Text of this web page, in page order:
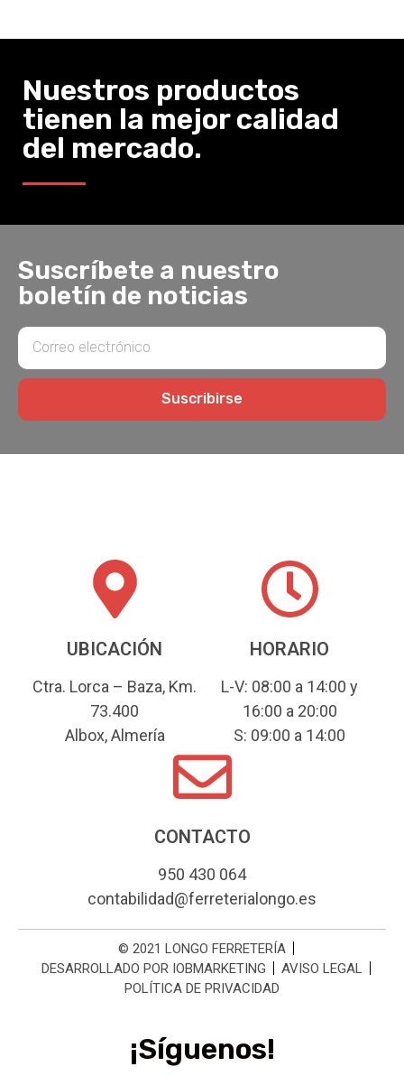
Nuestros productos
tienen la mejor calidad
del mercado.
Suscríbete a nuestro
boletín de noticias
Suscribirse
UBICACIÓN
Ctra. Lorca – Baza, Km.
73.400
Albox, Almería
HORARIO
L-V: 08:00 a 14:00 y
16:00 a 20:00
S: 09:00 a 14:00
CONTACTO
950 430 064
contabilidad@ferreterialongo.es
© 2021 LONGO FERRETERÍA
DESARROLLADO POR IOBMARKETING
AVISO LEGAL
POLÍTICA DE PRIVACIDAD
¡Síguenos!